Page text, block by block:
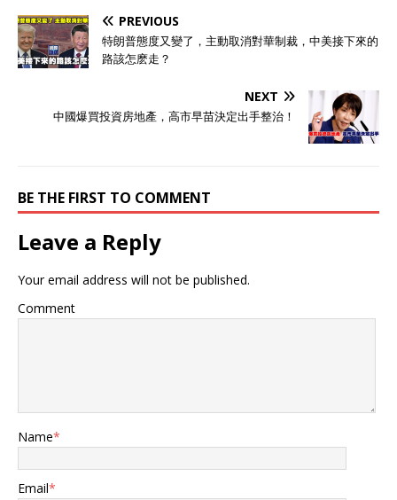
PREVIOUS
特朗普態度又變了，主動取消對華制裁，中美接下來的
路該怎麽走？
NEXT
中國爆買投資房地產，高市早苗決定出手整治！
BE THE FIRST TO COMMENT
Leave a Reply
Your email address will not be published.
Comment
Name*
Email*